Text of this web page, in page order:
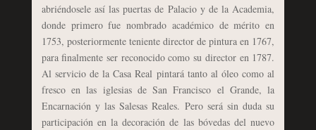
abriéndosele así las puertas de Palacio y de la Academia,
donde primero fue nombrado académico de mérito en
1753, posteriormente teniente director de pintura en 1767,
para finalmente ser reconocido como su director en 1787.
Al servicio de la Casa Real pintará tanto al óleo como al
fresco en las iglesias de San Francisco el Grande, la
Encarnación y las Salesas Reales. Pero será sin duda su
participación en la decoración de las bóvedas del nuevo